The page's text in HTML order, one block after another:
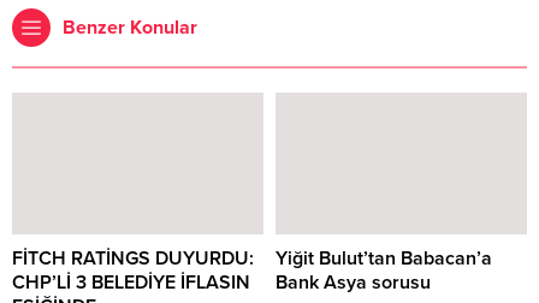
Benzer Konular
FİTCH RATİNGS DUYURDU:
CHP’Lİ 3 BELEDİYE İFLASIN
Yiğit Bulut’tan Babacan’a
Bank Asya sorusu